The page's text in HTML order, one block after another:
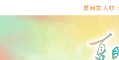
夏目友人帳